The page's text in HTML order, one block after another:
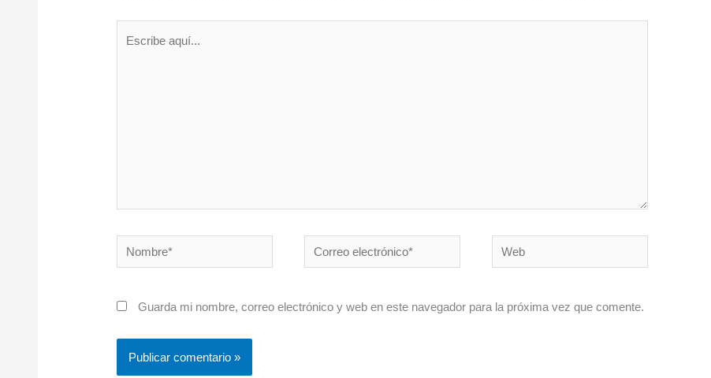
Nombre*
Correo
electrónico*
Web
Guarda mi nombre, correo electrónico y web en este navegador para la próxima vez que comente.